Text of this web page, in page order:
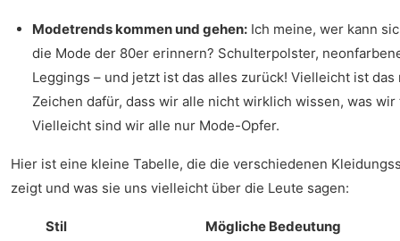
Modetrends kommen und gehen: Ich meine, wer kann
die Mode der 80er erinnern? Schulterpolster,
Leggings – und jetzt ist das alles zurück! Vielleicht ist das
Zeichen dafür, dass wir alle nicht wirklich wissen, was wir
Vielleicht sind wir alle nur Mode-Opfer.
Hier ist eine kleine Tabelle, die die verschiedenen
zeigt und was sie uns vielleicht über die Leute sagen:
Stil
Mögliche Bedeutung